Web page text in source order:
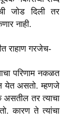
जोड दिली तर
नाही.
राहाण गरजेच-
परिणाम नकळत
येत असतो. म्हणजे
असतील तर त्याचा
कारण ते त्यांचा